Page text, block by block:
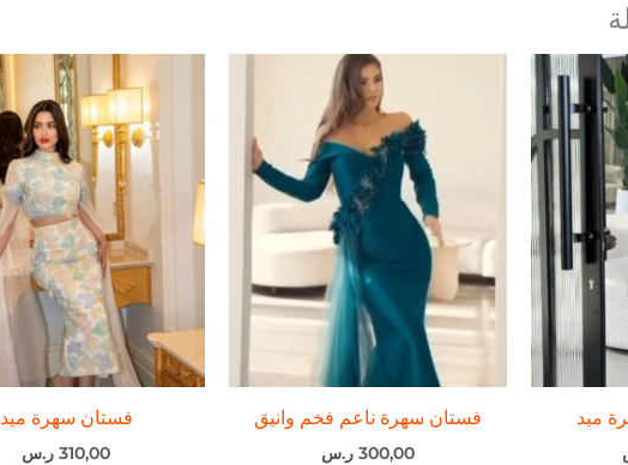
ميد فستان سهرة ناعم فخم وانيق
300,00 ر.س
فستان سهرة ميد
310,00 ر.س